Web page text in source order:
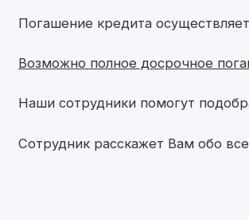
Погашение кредита
Возможно полное досрочное
Наши сотрудники помогут
Сотрудник расскажет Вам обо